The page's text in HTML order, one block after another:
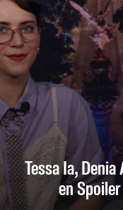
Tessa Ia,
en